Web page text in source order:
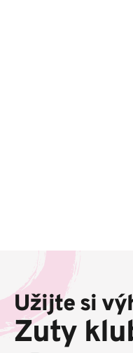
a
í
Užijte si
Zuty